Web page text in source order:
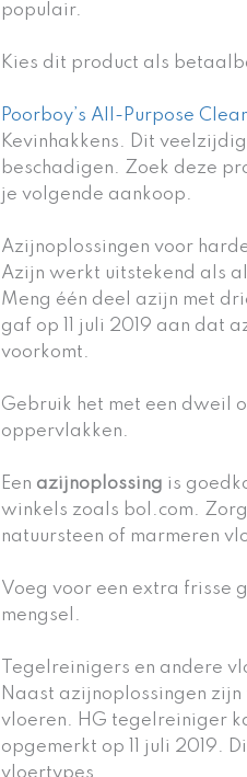
populair.
Kies dit product als
Poorboy’s All-Purpose
Kevinhakkens. Dit
beschadigen. Zoek deze
je volgende aankoop.
Azijnoplossingen voor
Azijn werkt uitstekend als
Meng één deel azijn met
gaf op 11 juli 2019 aan dat
voorkomt.
Gebruik het met een dweil
oppervlakken.
Een azijnoplossing is
winkels zoals bol.com.
natuursteen of marmeren
Voeg voor een extra frisse
mengsel.
Tegelreinigers en andere
Naast azijnoplossingen
vloeren. HG tegelreiniger
opgemerkt op 11 juli 2019.